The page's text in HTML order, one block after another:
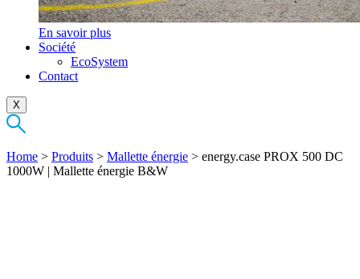
En savoir plus
Société
EcoSystem
Contact
X
Home > Produits > Mallette énergie > energy.case PROX 500 DC
1000W | Mallette énergie B&W